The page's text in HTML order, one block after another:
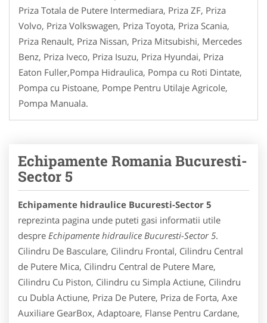
Priza Totala de Putere Intermediara, Priza ZF, Priza
Volvo, Priza Volkswagen, Priza Toyota, Priza Scania,
Priza Renault, Priza Nissan, Priza Mitsubishi, Mercedes
Benz, Priza Iveco, Priza Isuzu, Priza Hyundai, Priza
Eaton Fuller,Pompa Hidraulica, Pompa cu Roti Dintate,
Pompa cu Pistoane, Pompe Pentru Utilaje Agricole,
Pompa Manuala.
Echipamente Romania Bucuresti-
Sector 5
Echipamente hidraulice Bucuresti-Sector 5
reprezinta pagina unde puteti gasi informatii utile
despre Echipamente hidraulice Bucuresti-Sector 5.
Cilindru De Basculare, Cilindru Frontal, Cilindru Central
de Putere Mica, Cilindru Central de Putere Mare,
Cilindru Cu Piston, Cilindru cu Simpla Actiune, Cilindru
cu Dubla Actiune, Priza De Putere, Priza de Forta, Axe
Auxiliare GearBox, Adaptoare, Flanse Pentru Cardane,